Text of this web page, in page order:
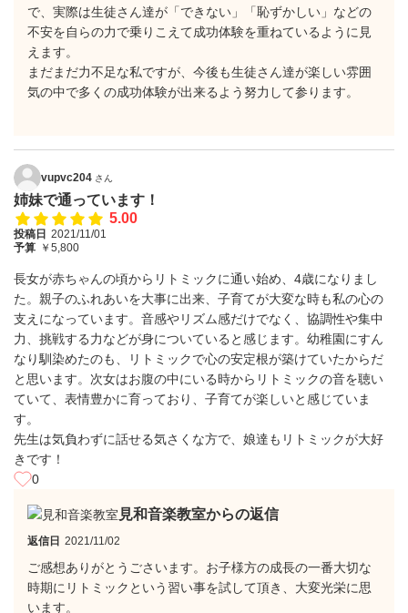
で、実際は生徒さん達が「できない」「恥ずかしい」などの
不安を自らの力で乗りこえて成功体験を重ねているように見
えます。
まだまだ力不足な私ですが、今後も生徒さん達が楽しい雰囲
気の中で多くの成功体験が出来るよう努力して参ります。
vupvc204 さん
姉妹で通っています！
5.00
投稿日 2021/11/01
予算 ￥5,800
長女が赤ちゃんの頃からリトミックに通い始め、4歳になりまし
た。親子のふれあいを大事に出来、子育てが大変な時も私の心の
支えになっています。音感やリズム感だけでなく、協調性や集中
力、挑戦する力などが身についていると感じます。幼稚園にすん
なり馴染めたのも、リトミックで心の安定根が築けていたからだ
と思います。次女はお腹の中にいる時からリトミックの音を聴い
ていて、表情豊かに育っており、子育てが楽しいと感じていま
す。
先生は気負わずに話せる気さくな方で、娘達もリトミックが大好
きです！
0
見和音楽教室からの返信
返信日 2021/11/02
ご感想ありがとうごさいます。お子様方の成長の一番大切な
時期にリトミックという習い事を試して頂き、大変光栄に思
います。